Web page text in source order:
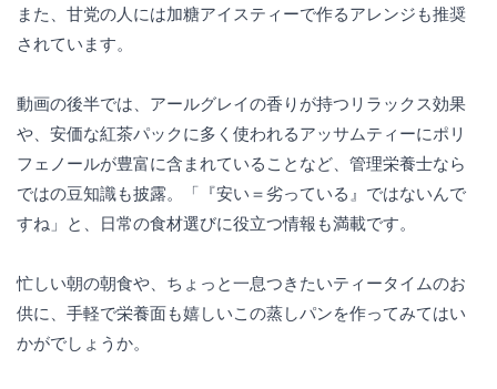
また、甘党の人には加糖アイスティーで作るアレンジも推奨
されています。
動画の後半では、アールグレイの香りが持つリラックス効果
や、安価な紅茶パックに多く使われるアッサムティーにポリ
フェノールが豊富に含まれていることなど、管理栄養士なら
ではの豆知識も披露。「『安い＝劣っている』ではないんで
すね」と、日常の食材選びに役立つ情報も満載です。
忙しい朝の朝食や、ちょっと一息つきたいティータイムのお
供に、手軽で栄養面も嬉しいこの蒸しパンを作ってみてはい
かがでしょうか。